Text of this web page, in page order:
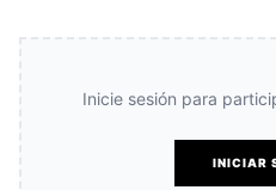
Inicie sesión para
INICIAR